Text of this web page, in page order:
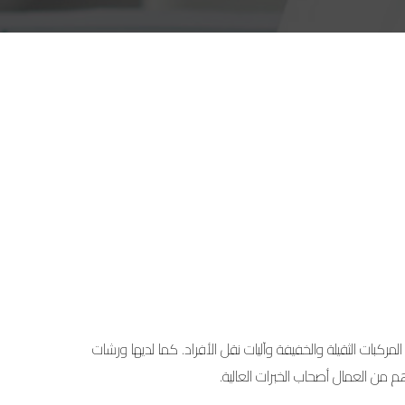
وغيرها من المركبات الثقيلة والخفيفة وآليات نقل الأفراد. كما لديها ورشات
العمال أصحاب الخبرات العالية.